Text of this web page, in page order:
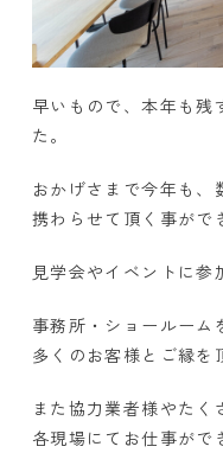
早いもので、本年も残
た。
おかげさまで今年も、
携わらせて頂く事がで
見学会やイベントに参
事務所・ショールーム
多くのお客様とご縁を
また協力業者様やた
各現場にてお仕事がで